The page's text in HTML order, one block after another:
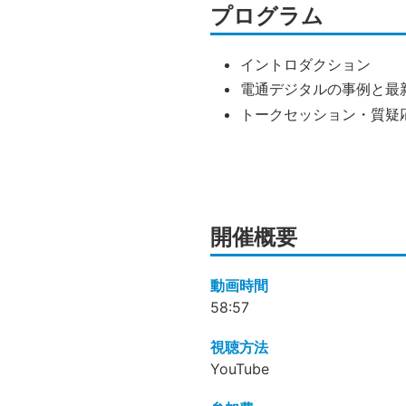
プログラム
イントロダクション
電通デジタルの事例と最
トークセッション・質疑
開催概要
動画時間
58:57
視聴方法
YouTube